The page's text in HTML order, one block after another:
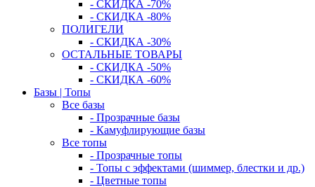
- СКИДКА -70%
- СКИДКА -80%
ПОЛИГЕЛИ
- СКИДКА -30%
ОСТАЛЬНЫЕ ТОВАРЫ
- СКИДКА -50%
- СКИДКА -60%
Базы | Топы
Все базы
- Прозрачные базы
- Камуфлирующие базы
Все топы
- Прозрачные топы
- Топы с эффектами (шиммер, блестки и др.)
- Цветные топы